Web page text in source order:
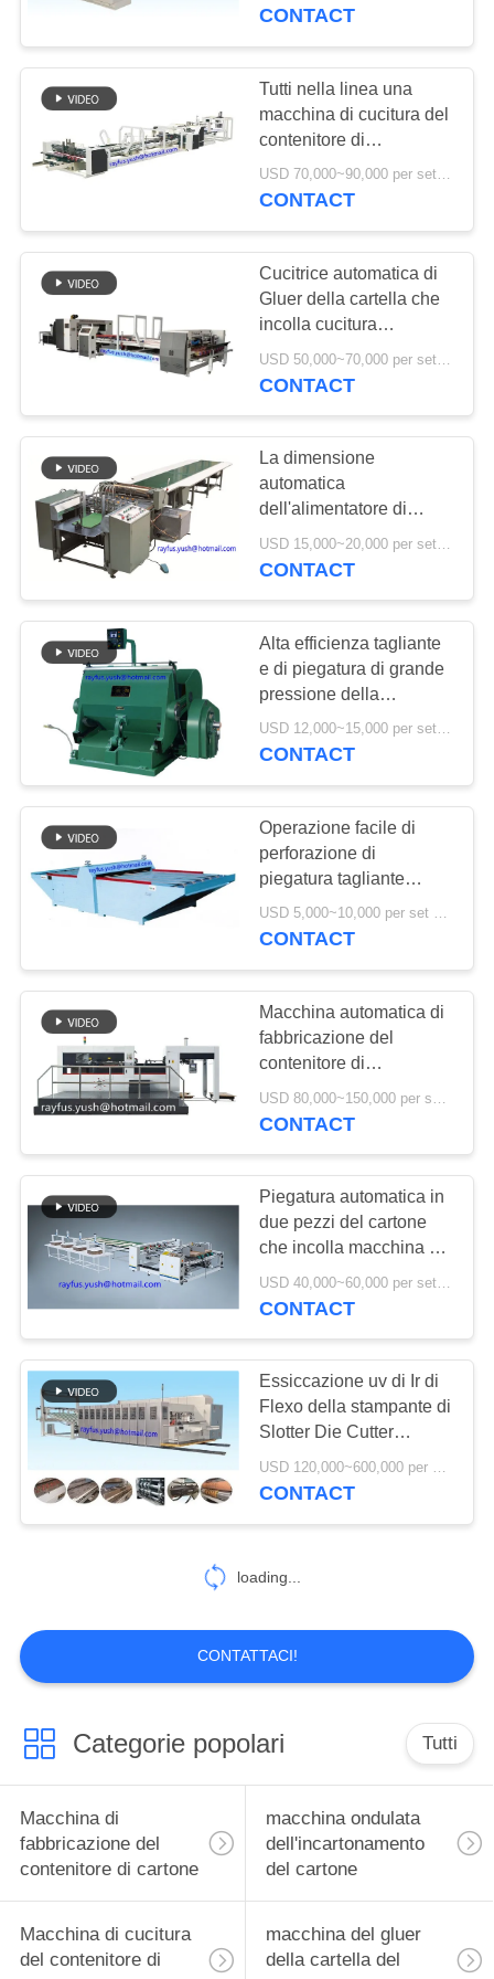
CONTROLLO
DI
QUALITÀ
CONTATTICI
RICHIEDA
UNA
CITAZIONE
MAPPA
DEL
SITO
PRIVACY
POLICY
Macchina di cucitura
del contenitore di
cartone
macchina del gluer
della cartella del
cartone
Stampatore Slotter
Die Cutter di Flexo
macchina ondulata
del singolo facer
14
rotolo della carta
alla tagliatrice dello
strato
macchina del
laminatore della
flauto
12
macchina del
taglierina
8
Slotter rotatorio
10
coltello elicoidale
CONTACT
Tutti nella linea una
macchina di cucitura del
contenitore di
cartone/macchina
automatica di Gluer
USD 70,000~90,000 per set MOQ:1 insieme
CONTACT
Cucitrice automatica di
Gluer della cartella che
incolla cucitura
combinata in un
incartonamento del
CONTACT
La dimensione
automatica
dell'alimentatore di
aspirazione dello strato
della flauto della
personalizzato
USD 15,000~20,000 per set MOQ:1 insieme
CONTACT
Alta efficienza tagliante
e di piegatura di grande
pressione della
macchina di multi
funzione
USD 12,000~15,000 per set MOQ:1 insieme
CONTACT
Operazione facile di
perforazione di
piegatura tagliante
rotatoria del contatore di
larghezza
USD 5,000~10,000 per set MOQ:1 insieme
CONTACT
Macchina automatica di
fabbricazione del
contenitore di
cartone/macchina
tagliante letto piano
CONTACT
Piegatura automatica in
due pezzi del cartone
che incolla macchina aa
o il servocomando dello
strato di ab
USD 40,000~60,000 per set MOQ:1 insieme
CONTACT
Essiccazione uv di Ir di
Flexo della stampante di
Slotter Die Cutter
dell'impilatore della
trasmissione ad alta
USD 120,000~600,000 per set MOQ:1 insieme
CONTACT
loading...
CONTATTACI!
Categorie popolari Tutti
Macchina di
fabbricazione del
contenitore di cartone
macchina ondulata
dell'incartonamento
del cartone
Macchina di cucitura
del contenitore di
macchina del gluer
della cartella del